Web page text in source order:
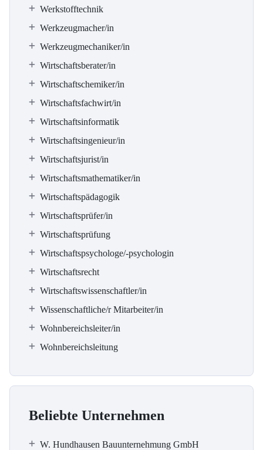
Werkstofftechnik
Werkzeugmacher/in
Werkzeugmechaniker/in
Wirtschaftsberater/in
Wirtschaftschemiker/in
Wirtschaftsfachwirt/in
Wirtschaftsinformatik
Wirtschaftsingenieur/in
Wirtschaftsjurist/in
Wirtschaftsmathematiker/in
Wirtschaftspädagogik
Wirtschaftsprüfer/in
Wirtschaftsprüfung
Wirtschaftspsychologe/-psychologin
Wirtschaftsrecht
Wirtschaftswissenschaftler/in
Wissenschaftliche/r Mitarbeiter/in
Wohnbereichsleiter/in
Wohnbereichsleitung
Beliebte Unternehmen
W. Hundhausen Bauunternehmung GmbH